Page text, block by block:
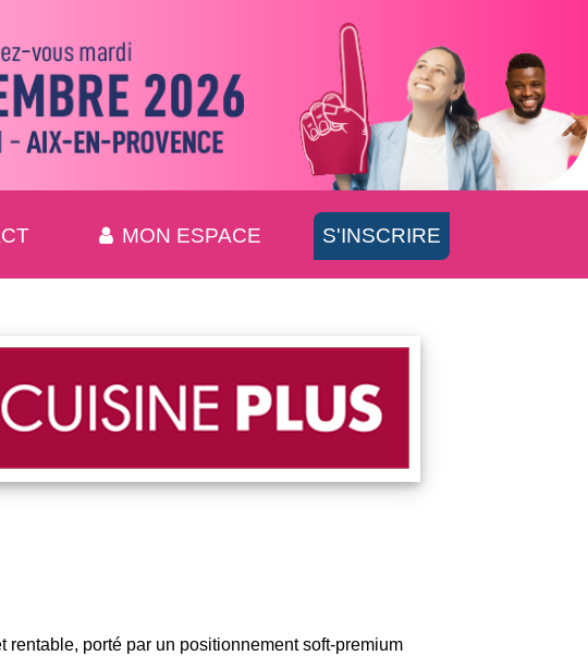
MON ESPACE S'INSCRIRE
porté par un positionnement soft-premium